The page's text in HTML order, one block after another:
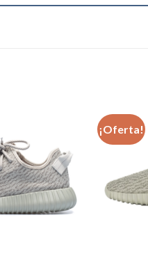
Añadir
a la
lista de
deseos
¡Oferta!